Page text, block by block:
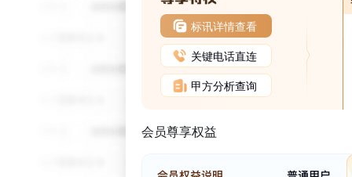
标讯详情查看
关键电话直连
甲方分析查询
会员尊享权益